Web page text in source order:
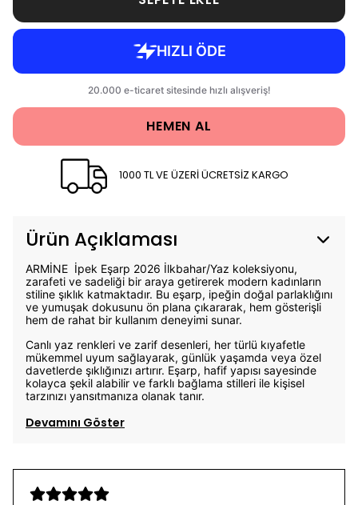
HEMEN AL
1000 TL VE ÜZERİ ÜCRETSİZ KARGO
Ürün Açıklaması
ARMİNE İpek Eşarp 2026 İlkbahar/Yaz koleksiyonu,
zarafeti ve sadeliği bir araya getirerek modern kadınların
stiline şıklık katmaktadır. Bu eşarp, ipeğin doğal parlaklığını
ve yumuşak dokusunu ön plana çıkararak, hem gösterişli
hem de rahat bir kullanım deneyimi sunar.
Canlı yaz renkleri ve zarif desenleri, her türlü kıyafetle
mükemmel uyum sağlayarak, günlük yaşamda veya özel
davetlerde şıklığınızı artırır. Eşarp, hafif yapısı sayesinde
kolayca şekil alabilir ve farklı bağlama stilleri ile kişisel
tarzınızı yansıtmanıza olanak tanır.
Devamını Göster